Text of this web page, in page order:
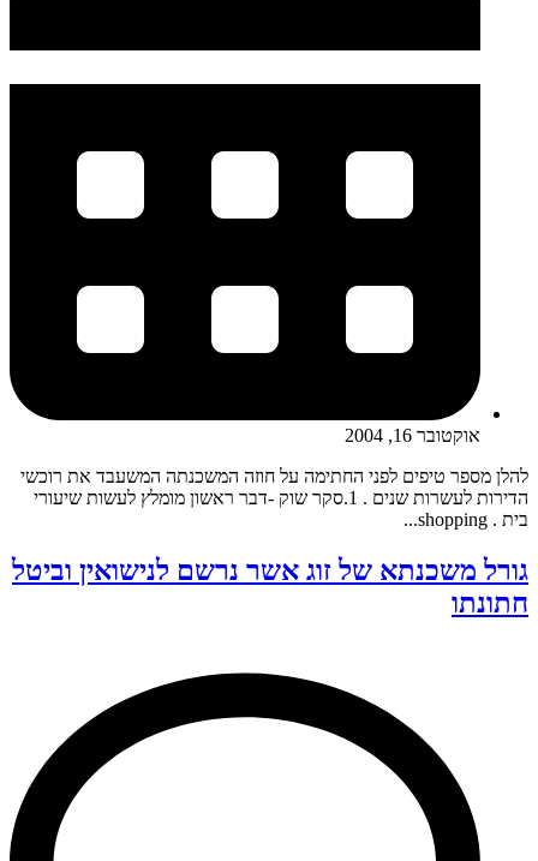
אוקטובר 16, 2004
להלן מספר טיפים לפני החתימה על חוזה המשכנתה המשעבד את רוכשי
הדירות לעשרות שנים . 1.סקר שוק -דבר ראשון מומלץ לעשות שיעורי
בית . shopping...
גורל משכנתא של זוג אשר נרשם לנישואין וביטל
חתונתו